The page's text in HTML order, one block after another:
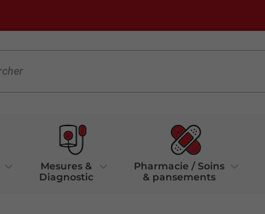
Mesures &
Diagnostic
Pharmacie / Soins
& pansements